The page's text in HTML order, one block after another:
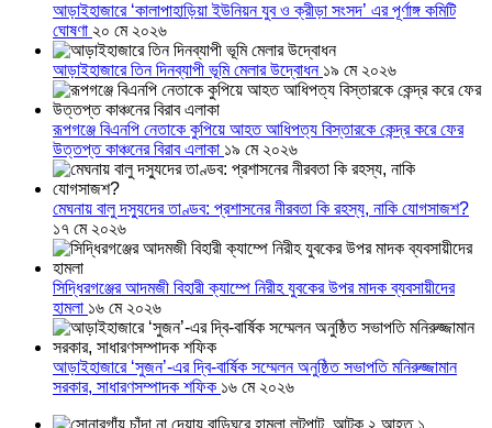
আড়াইহাজারে ‘কালাপাহাড়িয়া ইউনিয়ন যুব ও ক্রীড়া সংসদ’ এর পূর্ণাঙ্গ কমিটি
ঘোষণা ২০ মে ২০২৬
আড়াইহাজারে তিন দিনব্যাপী ভূমি মেলার উদ্বোধন ১৯ মে ২০২৬
রূপগঞ্জে বিএনপি নেতাকে কুপিয়ে আহত আধিপত্য বিস্তারকে কেন্দ্র করে ফের
উত্তপ্ত কাঞ্চনের বিরাব এলাকা ১৯ মে ২০২৬
মেঘনায় বালু দস্যুদের তাণ্ডব: প্রশাসনের নীরবতা কি রহস্য, নাকি যোগসাজশ?
১৭ মে ২০২৬
সিদ্ধিরগঞ্জের আদমজী বিহারী ক্যাম্পে নিরীহ যুবকের উপর মাদক ব্যবসায়ীদের
হামলা ১৬ মে ২০২৬
আড়াইহাজারে ‘সুজন’-এর দ্বি-বার্ষিক সম্মেলন অনুষ্ঠিত সভাপতি মনিরুজ্জামান
সরকার, সাধারণসম্পাদক শফিক ১৬ মে ২০২৬